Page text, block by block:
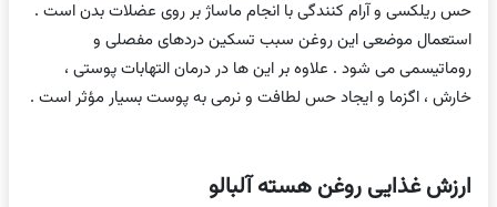
حس ریلکسی و آرام کنندگی با انجام ماساژ بر روی عضلات بدن است .
استعمال موضعی این روغن سبب تسکین دردهای مفصلی و
روماتیسمی می شود . علاوه بر این ها در درمان التهابات پوستی ،
خارش ، اگزما و ایجاد حس لطافت و نرمی به پوست بسیار مؤثر است .
ارزش غذایی روغن هسته آلبالو